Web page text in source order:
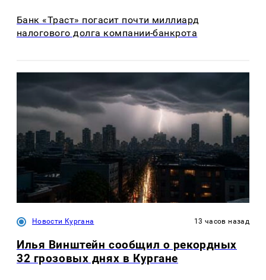
Банк «Траст» погасит почти миллиард
налогового долга компании-банкрота
Новости Кургана 13 часов назад
Илья Винштейн сообщил о рекордных
32 грозовых днях в Кургане